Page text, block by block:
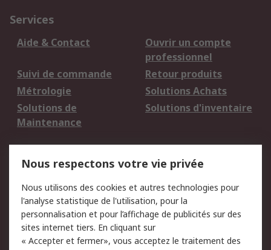
Services
Aide & Contact
Ouvrir un compte
professionnel
Suivi de commande
Retour produits
Métrologie
Solutions Achats
Solutions de
Maintenance
Solutions d'inventaire
du site
Politique de protection
des données - Mise à
jour
Sécurité des E-mails
Nous respectons votre vie privée
Nous utilisons des cookies et autres technologies pour
l'analyse statistique de l'utilisation, pour la
personnalisation et pour l’affichage de publicités sur des
sites internet tiers. En cliquant sur
« Accepter et fermer», vous acceptez le traitement des